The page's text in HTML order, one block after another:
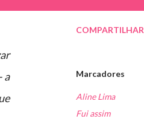
a
COMPARTILHAR
Marcadores
Aline Lima
Fui assim